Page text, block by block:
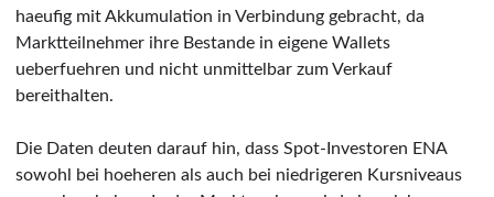
haeufig mit Akkumulation in Verbindung gebracht, da
Marktteilnehmer ihre Bestande in eigene Wallets
ueberfuehren und nicht unmittelbar zum Verkauf
bereithalten.
Die Daten deuten darauf hin, dass Spot-Investoren ENA
sowohl bei hoeheren als auch bei niedrigeren Kursniveaus